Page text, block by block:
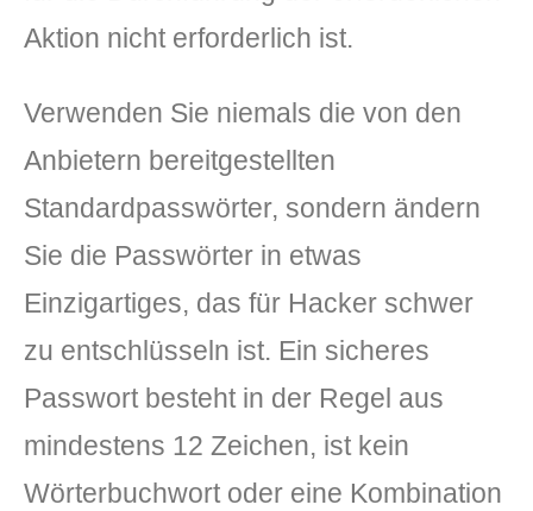
Aktion nicht erforderlich ist.
Verwenden Sie niemals die von den
Anbietern bereitgestellten
Standardpasswörter, sondern ändern
Sie die Passwörter in etwas
Einzigartiges, das für Hacker schwer
zu entschlüsseln ist. Ein sicheres
Passwort besteht in der Regel aus
mindestens 12 Zeichen, ist kein
Wörterbuchwort oder eine Kombination